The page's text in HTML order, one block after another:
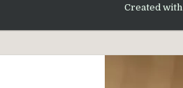
Created with